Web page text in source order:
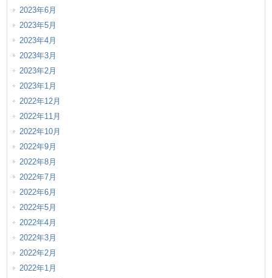
2023年6月
2023年5月
2023年4月
2023年3月
2023年2月
2023年1月
2022年12月
2022年11月
2022年10月
2022年9月
2022年8月
2022年7月
2022年6月
2022年5月
2022年4月
2022年3月
2022年2月
2022年1月